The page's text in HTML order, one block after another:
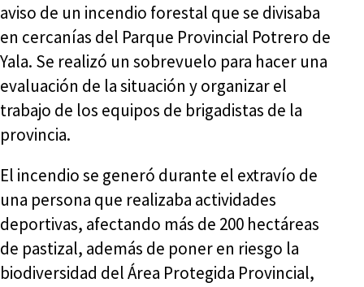
aviso de un incendio forestal que se divisaba
en cercanías del Parque Provincial Potrero de
Yala. Se realizó un sobrevuelo para hacer una
evaluación de la situación y organizar el
trabajo de los equipos de brigadistas de la
provincia.
El incendio se generó durante el extravío de
una persona que realizaba actividades
deportivas, afectando más de 200 hectáreas
de pastizal, además de poner en riesgo la
biodiversidad del Área Protegida Provincial,